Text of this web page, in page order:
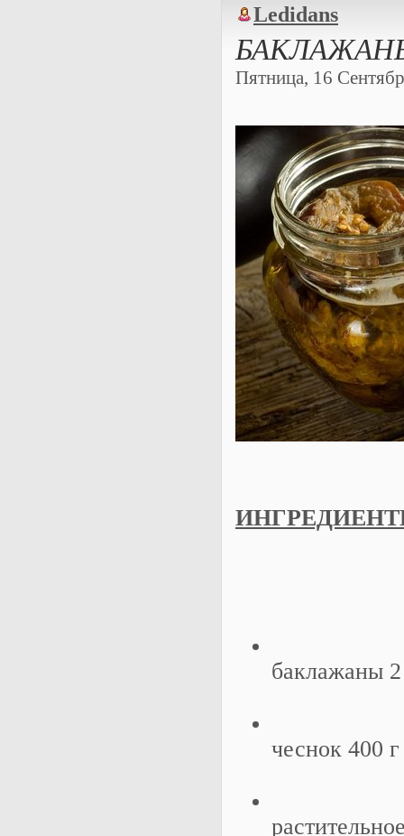
Ledidans
Пятница, 16
баклажаны
чеснок 400 г